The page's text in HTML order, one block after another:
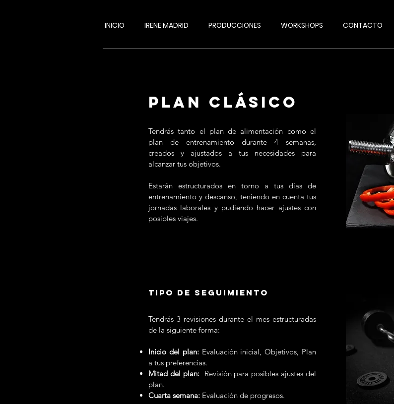
INICIO IRENE MADRID PRODUCCIONES WORKSHOPS CONTACTO
PLAN CLÁSICO
Tendrás tanto el plan de alimentación como el
plan de entrenamiento durante 4 semanas,
creados y ajustados a tus necesidades para
alcanzar tus objetivos.
Estarán estructurados en torno a tus días de
entrenamiento y descanso, teniendo en cuenta tus
jornadas laborales y pudiendo hacer ajustes con
posibles viajes.
TIPO DE SEGUIMIENTO
Tendrás 3 revisiones durante el mes estructuradas
de la siguiente forma:
Inicio del plan:Evaluación inicial, Objetivos, Plan
a tus preferencias.
Mitad del plan: Revisión para posibles ajustes del
plan.
Cuarta semana: Evaluación de progresos.